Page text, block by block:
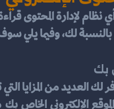
لك، وفيما يلي
بك
لك العديد من المزايا